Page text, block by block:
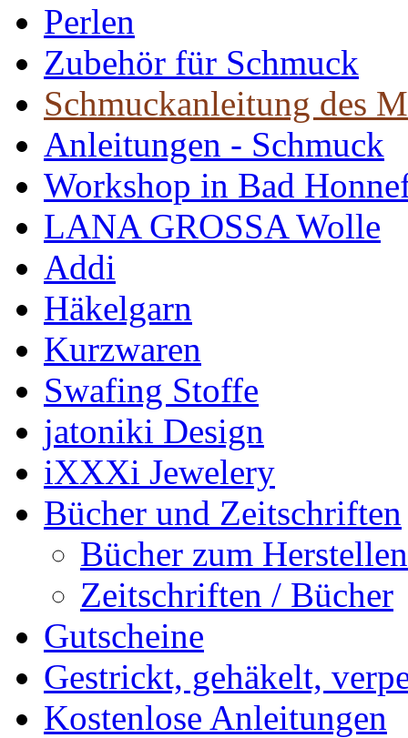
Perlen
Zubehör für Schmuck
Schmuckanleitung des
Anleitungen - Schmuck
Workshop in Bad
LANA GROSSA Wolle
Addi
Häkelgarn
Kurzwaren
Swafing Stoffe
jatoniki Design
iXXXi Jewelery
Bücher und Zeitschriften
Bücher zum
Zeitschriften / Bücher
Gutscheine
Gestrickt, gehäkelt,
Kostenlose Anleitungen